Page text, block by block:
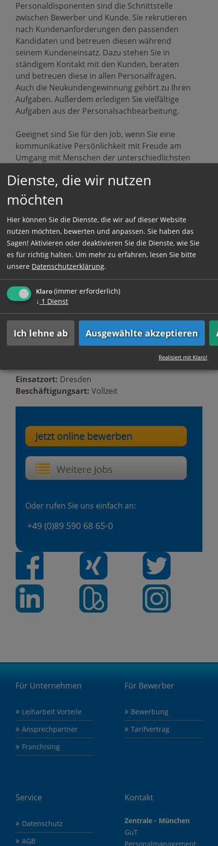
Personaldisponenten sind die Schnittstelle
zwischen Bewerber und Kunde. Sie rekrutieren
nach Kundenanforderungen den passenden
Kandidaten und betreuen diesen während
seinem Kundeneinsatz. Dazu stehen Sie in
ständigem Kontakt mit den Kunden, beraten
und betreuen diese in allen Personalfragen.
Auch die Neukundengewinnung gehört zu Ihren
Aufgaben. Außerdem erledigen Sie vielfältige
Aufgaben aus der Personalsachbearbeitung.
Geeignet sind Sie für den Job, wenn Sie eine
kommunikative Persönlichkeit mit Freude am
Umgang mit Menschen der unterschiedlichsten
haben.
Sie sollten deutsch in Wort und Schrift
beherrschen und kaufmännisches Denken und
Handeln sind für Sie selbstverständlich, dafür
haben Sie am Wochenende frei!
Außerdem sollten Sie belastbar, flexibel und
relativ stressresistent sein.
vorausgesetzt ( Kundenbesuche!)
Bitte beachten Sie, dass wir schriftlich
eingegangene Bewerbungsmappen nur mit
frankiertem Rückkuvert zurücksenden können.
Einsatzort: Dresden
Beschäftigungsart: Vollzeit
Jetzt online bewerben
Weitere Jobs ';
Oder rufen Sie uns einfach an:
+49 (0)89 590 68 65-0
Für Unternehmen
Leiharbeit Vorteile
Ansprechpartner
Franchising
Für Bewerber
Bewerbung
Tarifvertrag
Service
Datenschutz
AGB
Kontakt
Zentrale - München
GuT
Personalmanagement
Dienste, die wir nutzen
möchten
Hier können Sie die Dienste, die wir auf dieser Website
nutzen möchten, bewerten und anpassen. Sie haben das
Sagen! Aktivieren oder deaktivieren Sie die Dienste, wie Sie
es für richtig halten. Um mehr zu erfahren, lesen Sie bitte
unsere Datenschutzerklärung.
Klaro(immer erforderlich)
↓ 1 Dienst
Ich lehne ab Ausgewählte akzeptieren
Realisiert mit Klaro!